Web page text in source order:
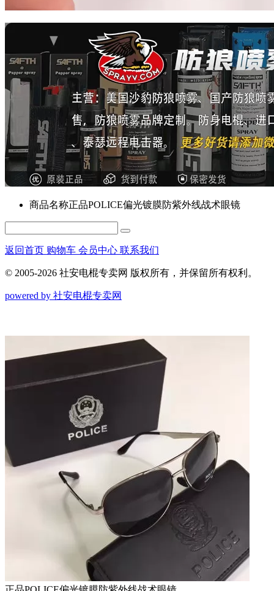
商品名称正品POLICE偏光镀膜防紫外线战术眼镜
返回首页 购物车 会员中心 联系我们
© 2005-2026 社安电棍专卖网 版权所有，并保留所有权利。
powered by 社安电棍专卖网